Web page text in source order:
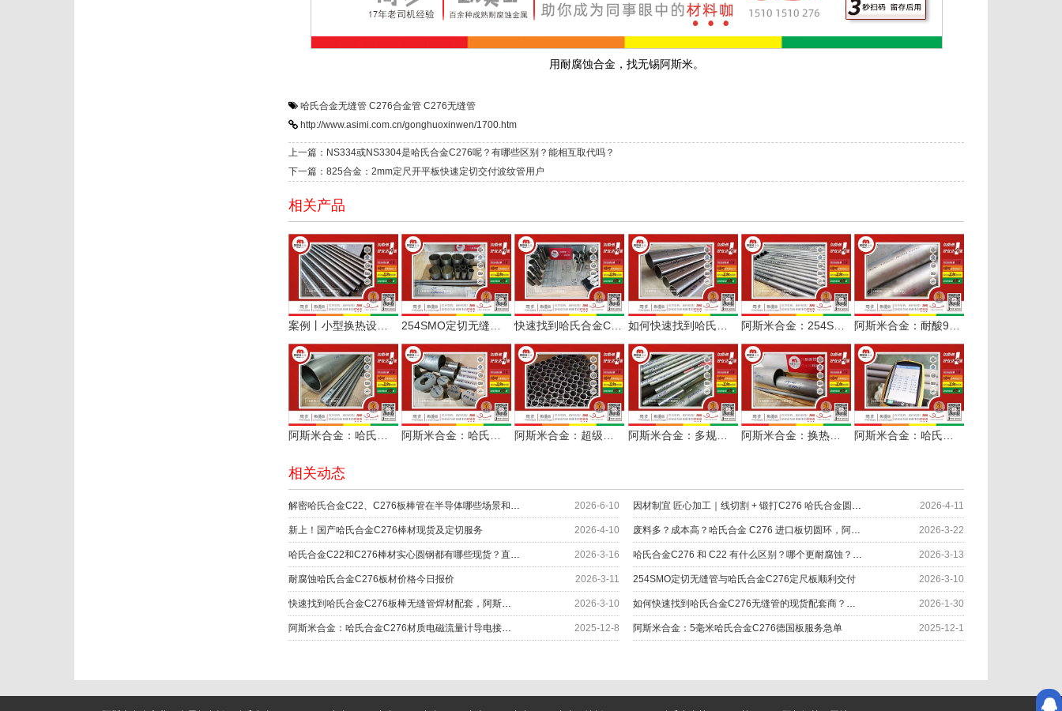
用耐腐蚀合金，找无锡阿斯米。
哈氏合金无缝管 C276合金管 C276无缝管
http://www.asimi.com.cn/gonghuoxinwen/1700.htm
上一篇：NS334或NS3304是哈氏合金C276呢？有哪些区别？能相互取代吗？
下一篇：825合金：2mm定尺开平板快速定切交付波纹管用户
相关产品
阿斯米合金：254SMO多规格无缝管定尺服务水处理设备
阿斯米合金：多规格哈氏合金C276无缝管零切配套 阿斯米合金：换热器行业配套用254SMO无缝管多规格供应
相关动态
解密哈氏合金C22、C276板棒管在半导体哪些场景和部位上应用？ 2026-6-10 因材制宜 匠心加工｜线切割 + 锻打C276 哈氏合金圆环服务化工设备 2026-4-11
新上！国产哈氏合金C276棒材现货及定切服务 2026-4-10 废料多？成本高？哈氏合金 C276 进口板切圆环，阿斯米帮您…… 2026-3-22
哈氏合金C22和C276棒材实心圆钢都有哪些现货？直径对照表 2026-3-16 哈氏合金C276 和 C22 有什么区别？哪个更耐腐蚀？应用如何 2026-3-13
耐腐蚀哈氏合金C276板材价格今日报价 2026-3-11 254SMO定切无缝管与哈氏合金C276定尺板顺利交付 2026-3-10
快速找到哈氏合金C276板棒无缝管焊材配套，阿斯米给您更多 2026-3-10 如何快速找到哈氏合金C276无缝管的现货配套商？阿斯米给您答案 2026-1-30
阿斯米合金：哈氏合金C276材质电磁流量计导电接地环交付 2025-12-8 阿斯米合金：5毫米哈氏合金C276德国板服务急单 2025-12-1